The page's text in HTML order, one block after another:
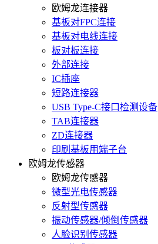
欧姆龙连接器
基板对FPC连接
基板对电线连接
板对板连接
外部连接
IC插座
短路连接器
USB Type-C接口检测设备
TAB连接器
ZD连接器
印刷基板用端子台
欧姆龙传感器
欧姆龙传感器
微型光电传感器
反射型传感器
振动传感器/倾倒传感器
人脸识别传感器